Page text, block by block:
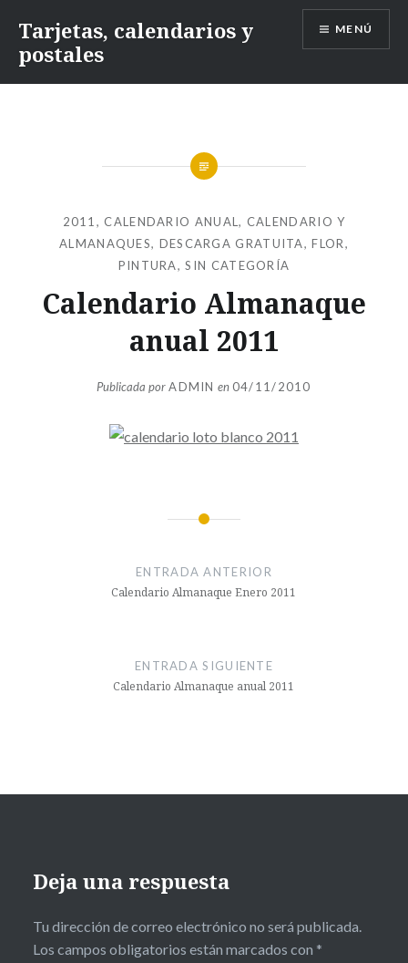
contenido
Tarjetas, calendarios y
postales
MENÚ
2011 , CALENDARIO ANUAL, CALENDARIO Y
ALMANAQUES, DESCARGA GRATUITA,FLOR,
PINTURA,SIN CATEGORÍA
Calendario Almanaque
anual 2011
Publicada porADMIN en04/11/2010
ENTRADA ANTERIOR
Calendario Almanaque Enero 2011
ENTRADA SIGUIENTE
Calendario Almanaque anual 2011
Deja una respuesta
Tu dirección de correo electrónico no será publicada.
Los campos obligatorios están marcados con *